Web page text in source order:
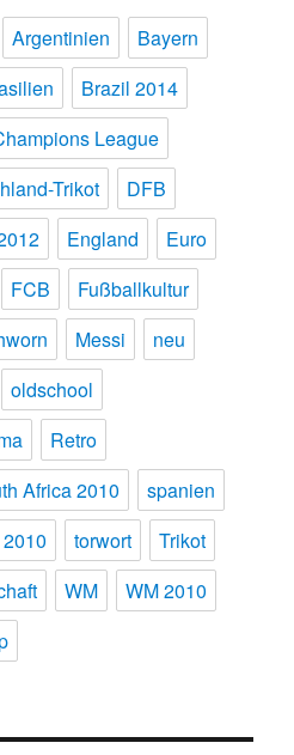
Argentinien
Bayern
Brazil 2014
League
Trikot
DFB
England
Euro
FCB
Fußballkultur
Messi
neu
oldschool
Retro
Africa 2010
spanien
torwort
Trikot
WM
WM 2010